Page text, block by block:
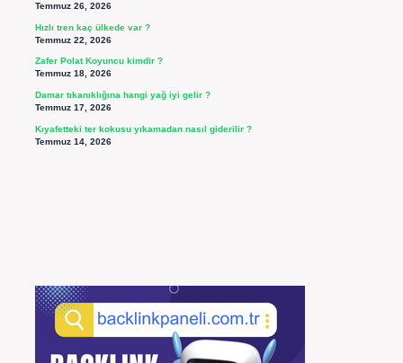
Temmuz 26, 2026
Hızlı tren kaç ülkede var ?
Temmuz 22, 2026
Zafer Polat Koyuncu kimdir ?
Temmuz 18, 2026
Damar tıkanıklığına hangi yağ iyi gelir ?
Temmuz 17, 2026
Kıyafetteki ter kokusu yıkamadan nasıl giderilir ?
Temmuz 14, 2026